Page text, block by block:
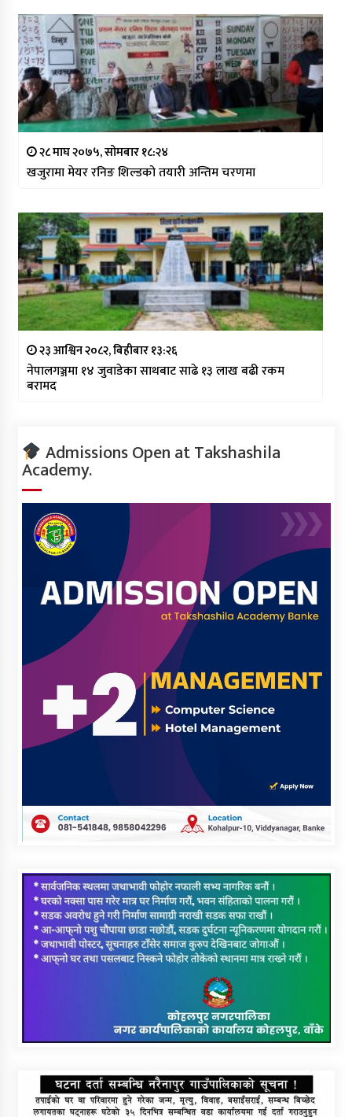
२८ माघ २०७५, सोमबार १८:२४
खजुरामा मेयर रनिङ शिल्डको तयारी अन्तिम चरणमा
२३ आश्विन २०८२, बिहीबार १३:२६
नेपालगञ्जमा १४ जुवाडेका साथबाट साढे १३ लाख बढी रकम
बरामद
Admissions Open at Takshashila
Academy.